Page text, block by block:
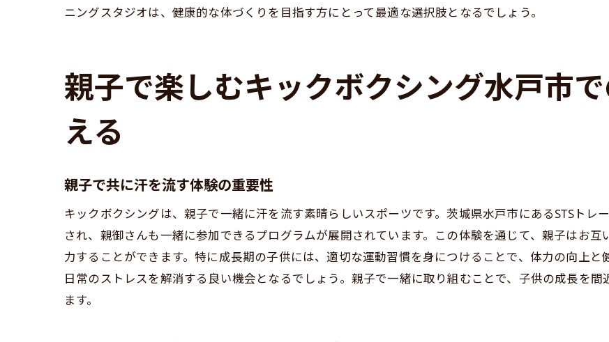
日常生活に取り入れるためのアドバイス
自己成長を促すキックボクシング体験
新しいスキルを学ぶ楽しさを発見しよう
ニングスタジオは、健康的な体づくりを目指す方にとって最適な選択肢となるでしょう。
親子で楽しむキックボクシング水戸市
える
親子で共に汗を流す体験の重要性
キックボクシングは、親子で一緒に汗を流す素晴らしいスポーツです。茨城県水戸市にあるSTSトレ
され、親御さんも一緒に参加できるプログラムが展開されています。この体験を通じて、親子はお
力することができます。特に成長期の子供には、適切な運動習慣を身につけることで、体力の向上と
日常のストレスを解消する良い機会となるでしょう。親子で一緒に取り組むことで、子供の成長を
ます。